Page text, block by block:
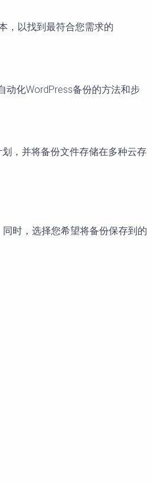
，以找到最符合您需求的
动化WordPress备份的方法和步
，并将备份文件存储在多种云存
时，选择您希望将备份保存到的